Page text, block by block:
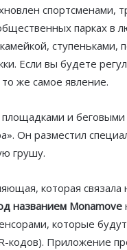
спортсменами,
парках в
ступеньками,
Если вы будете
же самое явление.
и
Он разместил
грушу.
которая
названием Monamove
которые
Приложение